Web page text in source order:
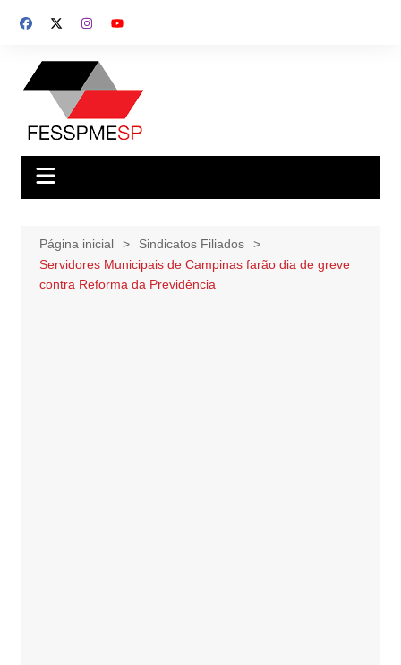
para
conteúdo
Página inicial
Sindicatos Filiados
Servidores Municipais de Campinas farão dia de greve
contra Reforma da Previdência